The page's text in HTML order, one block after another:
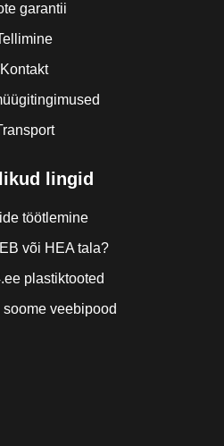
garantii
Kontakt
lingid
töötlemine
või HEA tala?
plastiktooted
veebipood